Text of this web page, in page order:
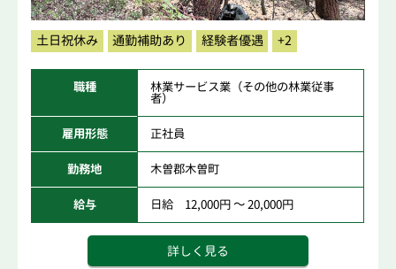
土日祝休み 通勤補助あり 経験者優遇 +2
職種 林業サービス業（その他の林業従事
者）
雇用形態 正社員
勤務地 木曽郡木曽町
給与 日給 12,000円 ～ 20,000円
詳しく見る